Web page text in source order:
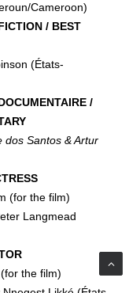
Cameroon)
/ BEST
(États-
/
dos Santos & Artur
(for the film)
Langmead
the film)